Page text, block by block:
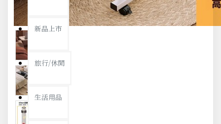
新品上市
旅行/休閒
生活用品